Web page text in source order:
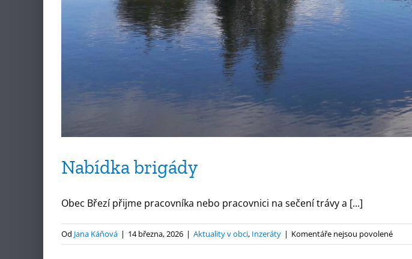
Nabídka brigády
Obec Březí přijme pracovníka nebo pracovnici na sečení trávy a [...]
Od Jana Káňová | 14 března, 2026 | Aktuality v obci, Inzeráty | Komentáře nejsou povolenéu
textu